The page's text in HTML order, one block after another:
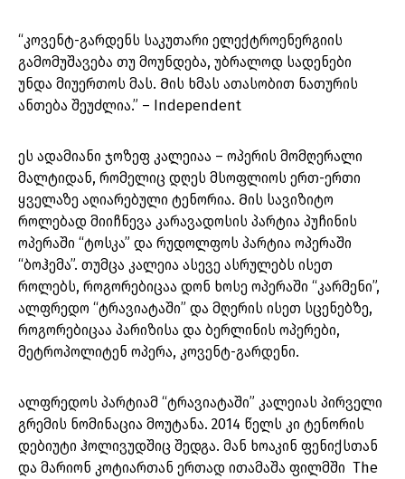
“კოვენტ-გარდენს საკუთარი ელექტროენერგიის
გამომუშავება თუ მოუნდება, უბრალოდ სადენები
უნდა მიუერთოს მას. Მის ხმას ათასობით ნათურის
ანთება შეუძლია.” – Independent
ეს ადამიანი ჯოზეფ კალეიაა – ოპერის მომღერალი
მალტიდან, რომელიც დღეს მსოფლიოს ერთ-ერთი
ყველაზე აღიარებული ტენორია. Მის სავიზიტო
როლებად მიიჩნევა კარავადოსის პარტია პუჩინის
ოპერაში “ტოსკა” და რუდოლფოს პარტია ოპერაში
“ბოჰემა”. თუმცა კალეია ასევე ასრულებს ისეთ
როლებს, როგორებიცაა დონ ხოსე ოპერაში “კარმენი”,
ალფრედო “ტრავიატაში” და მღერის ისეთ სცენებზე,
როგორებიცაა პარიზისა და ბერლინის ოპერები,
მეტროპოლიტენ ოპერა, კოვენტ-გარდენი.
ალფრედოს პარტიამ “ტრავიატაში” კალეიას პირველი
გრემის ნომინაცია მოუტანა. 2014 წელს კი ტენორის
დებიუტი ჰოლივუდშიც შედგა. მან ხოაკინ ფენიქსთან
და მარიონ კოტიართან ერთად ითამაშა ფილმში The